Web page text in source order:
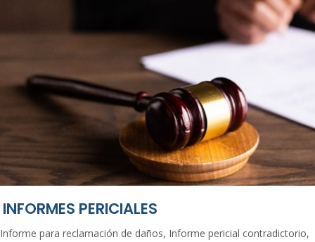
INFORMES PERICIALES
Informe para reclamación de daños, Informe pericial contradictorio,